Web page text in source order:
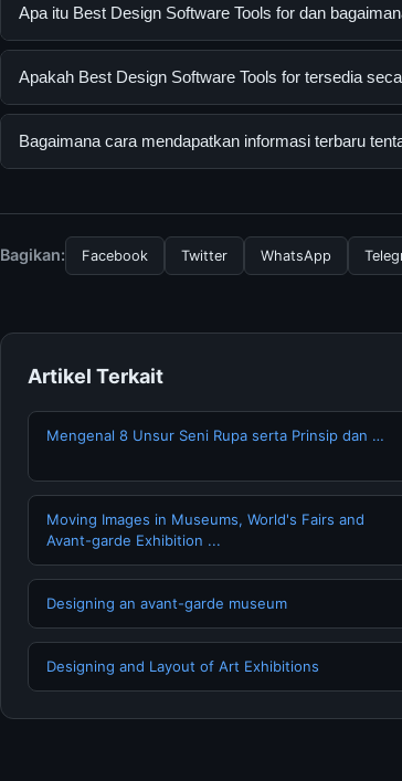
Apa itu Best Design Software Tools for dan
Best Design Software Tools for adalah layanan
resmi dan mengikuti panduan yang tersedia.
Apakah Best Design Software Tools for tersedia
Ya, Best Design Software Tools for dapat diakses
Bagaimana cara mendapatkan informasi terbaru
terpercaya.
Bagikan: Facebook Twitter WhatsApp
Artikel Terkait
Mengenal 8 Unsur Seni Rupa serta Prinsip dan …
Moving Images in Museums, World's Fairs and
Avant-garde Exhibition ...
Designing an avant-garde museum
Designing and Layout of Art Exhibitions